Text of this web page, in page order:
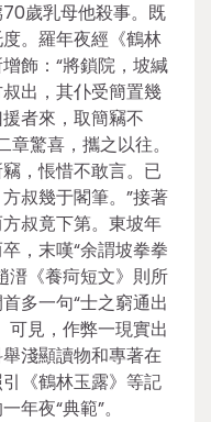
歲乳母他殺事。既
。羅年夜經《鶴林
飾：“將鎖院，坡緘
出，其仆受簡置幾
者來，取簡竊不
章驚喜，攜之以往。
，悵惜不敢言。已
叔幾于閣筆。”接著
叔竟下第。東坡年
，末嘆“余謂坡拳拳
溍《養疴短文》則所
多一句“士之窮通出
可見，作弊一現實出
淺顯讀物和專著在
《鶴林玉露》等記
年夜“典範”。